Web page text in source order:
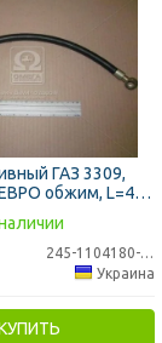
ГАЗ 3309,
обжим, L=455
ЕВРО-2)
245-1104180-В-03
Украина